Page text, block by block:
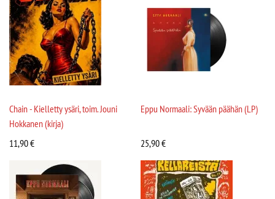
Chain - Kielletty ysäri, toim. Jouni
Hokkanen (kirja)
11,90€
Eppu Normaali: Syvään päähän (LP)
25,90€